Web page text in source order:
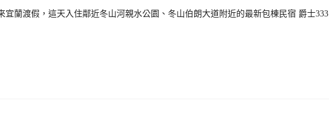
宜蘭渡假，這天入住鄰近冬山河親水公園、冬山伯朗大道附近的最新包棟民宿 爵士333